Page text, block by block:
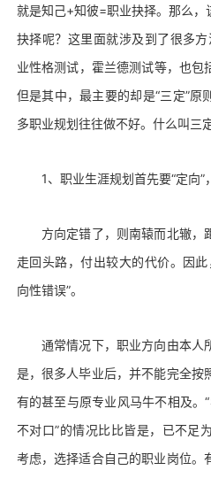
就是知己+知彼=职业抉择。那么，
抉择呢？这里面就涉及到了很多
业性格测试，霍兰德测试等，也包
但是其中，最主要的却是“三定”原
多职业规划往往做不好。什么叫三
1、职业生涯规划首先要“定向”，
方向定错了，则南辕而北辙，
走回头路，付出较大的代价。因
向性错误”。
通常情况下，职业方向由本人
是，很多人毕业后，并不能完全按
有的甚至与原专业风马牛不相及。
不对口”的情况比比皆是，已不足
考虑，选择适合自己的职业岗位。